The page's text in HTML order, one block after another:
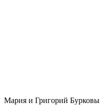
Мария и Григорий Бурковы